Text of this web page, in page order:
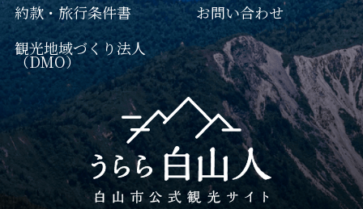
約款・旅行条件書
観光地域づくり法人
（DMO）
お問い合わせ